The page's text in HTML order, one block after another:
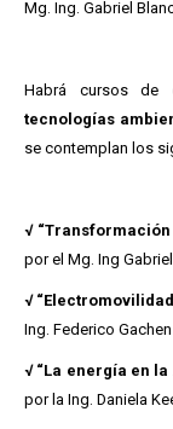
Mg. Ing. Gabriel
Habrá cursos de
tecnologías
se contemplan los
√
por el Mg. Ing
√
Ing. Federico
√ “La energía en
por la Ing. Daniela